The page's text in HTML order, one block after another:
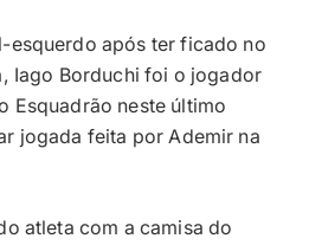
esquerdo após ter ficado no
Iago Borduchi foi o jogador
Esquadrão neste último
jogada feita por Ademir na
atleta com a camisa do